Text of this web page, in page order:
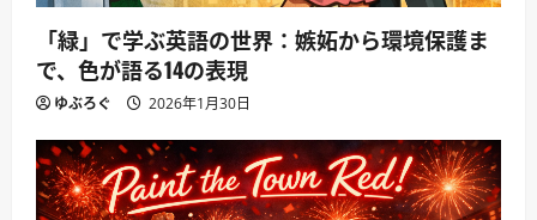
「緑」で学ぶ英語の世界：嫉妬から環境保護ま
で、色が語る14の表現
ゆぶろぐ 2026年1月30日